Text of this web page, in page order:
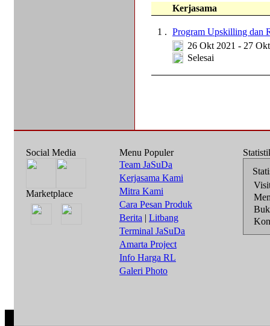
Kerjasama
1 . Program Upskilling dan
26 Okt 2021 - 27
Selesai
Social Media
Marketplace
Menu Populer
Team JaSuDa
Kerjasama Kami
Mitra Kami
Cara Pesan Produk
Berita | Litbang
Terminal JaSuDa
Amarta Project
Info Harga RL
Galeri Photo